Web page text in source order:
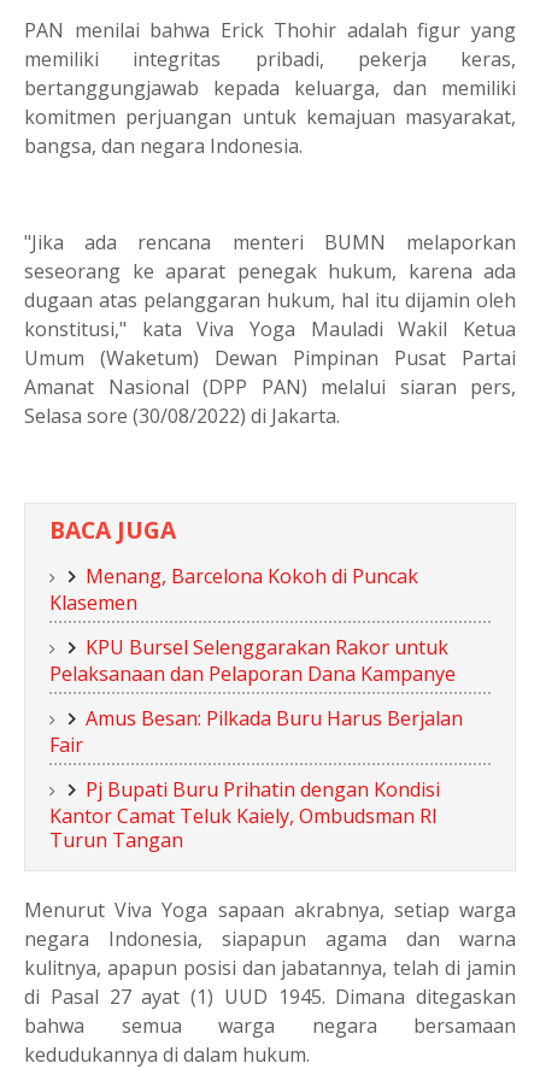
PAN menilai bahwa Erick Thohir adalah figur yang
memiliki integritas pribadi, pekerja keras,
bertanggungjawab kepada keluarga, dan memiliki
komitmen perjuangan untuk kemajuan masyarakat,
bangsa, dan negara Indonesia.
"Jika ada rencana menteri BUMN melaporkan
seseorang ke aparat penegak hukum, karena ada
dugaan atas pelanggaran hukum, hal itu dijamin oleh
konstitusi," kata Viva Yoga Mauladi Wakil Ketua
Umum (Waketum) Dewan Pimpinan Pusat Partai
Amanat Nasional (DPP PAN) melalui siaran pers,
Selasa sore (30/08/2022) di Jakarta.
BACA JUGA
Menang, Barcelona Kokoh di Puncak
Klasemen
KPU Bursel Selenggarakan Rakor untuk
Pelaksanaan dan Pelaporan Dana Kampanye
Amus Besan: Pilkada Buru Harus Berjalan
Fair
Pj Bupati Buru Prihatin dengan Kondisi
Kantor Camat Teluk Kaiely, Ombudsman RI
Turun Tangan
Menurut Viva Yoga sapaan akrabnya, setiap warga
negara Indonesia, siapapun agama dan warna
kulitnya, apapun posisi dan jabatannya, telah di jamin
di Pasal 27 ayat (1) UUD 1945. Dimana ditegaskan
bahwa semua warga negara bersamaan
kedudukannya di dalam hukum.